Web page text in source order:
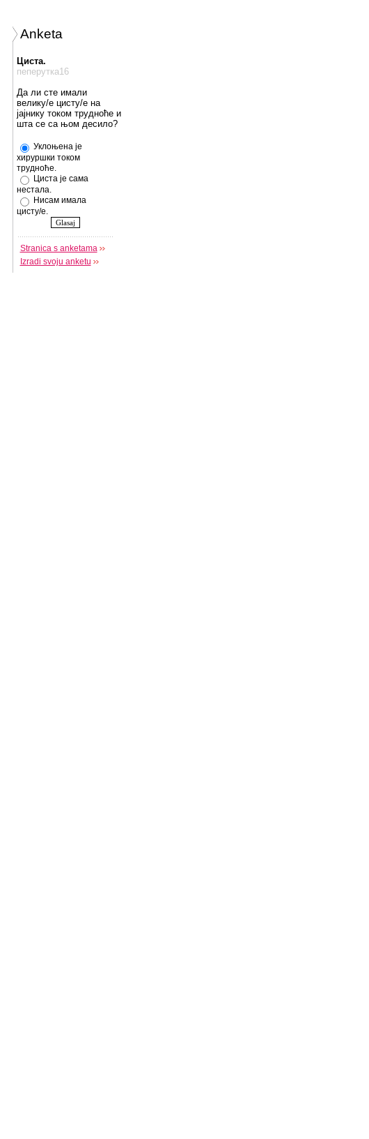
Anketa
Циста.
пеперутка16
Да ли сте имали
велику/е цисту/е на
јајнику током трудноће и
шта се са њом десило?
Уклоњена је
хируршки током
трудноће.
Циста је сама
нестала.
Нисам имала
цисту/е.
Stranica s anketama
Izradi svoju anketu